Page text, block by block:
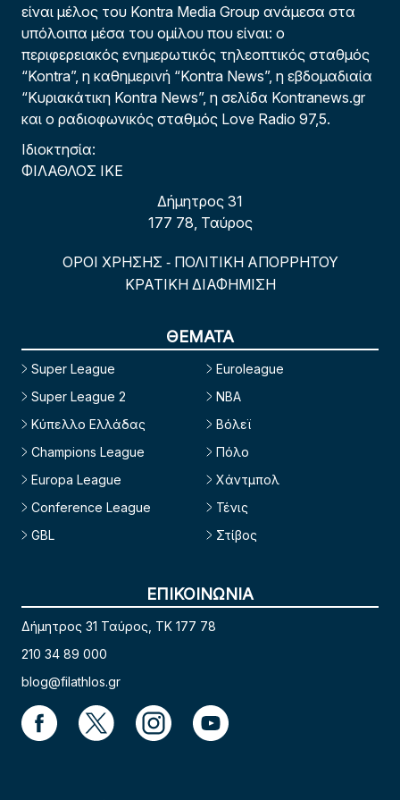
είναι μέλος του Kontra Media Group ανάμεσα στα
υπόλοιπα μέσα του ομίλου που είναι: ο
περιφερειακός ενημερωτικός τηλεοπτικός σταθμός
“Kontra”, η καθημερινή “Kontra News”, η εβδομαδιαία
“Κυριακάτικη Kontra News”, η σελίδα Kontranews.gr
και ο ραδιοφωνικός σταθμός Love Radio 97,5.
Ιδιοκτησία:
ΦΙΛΑΘΛΟΣ ΙΚΕ
Δήμητρος 31
177 78, Ταύρος
ΟΡΟΙ ΧΡΗΣΗΣ - ΠΟΛΙΤΙΚΗ ΑΠΟΡΡΗΤΟΥ
ΚΡΑΤΙΚΗ ΔΙΑΦΗΜΙΣΗ
ΘΕΜΑΤΑ
Super League
Super League 2
Κύπελλο Ελλάδας
Champions League
Europa League
Conference League
GBL
Euroleague
NBA
Βόλεϊ
Πόλο
Χάντμπολ
Τένις
Στίβος
ΕΠΙΚΟΙΝΩΝΙΑ
Δήμητρος 31 Ταύρος, TK 177 78
210 34 89 000
blog@filathlos.gr